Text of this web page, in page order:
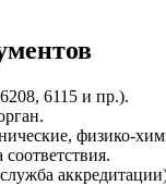
6115 и пр.).
физико-